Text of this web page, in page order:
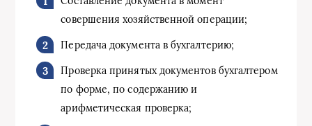
совершения хозяйственной операции;
Передача документа в бухгалтерию;
Проверка принятых документов бухгалтером
по форме, по содержанию и
арифметическая проверка;